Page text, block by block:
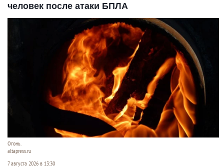
человек после атаки БПЛА
Огонь.
altapress.ru
7 августа 2026 в 13:30